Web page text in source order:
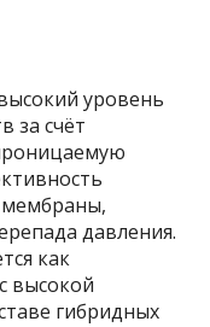
уровень
за счёт
мембраны,
давления.
как
высокой
гибридных